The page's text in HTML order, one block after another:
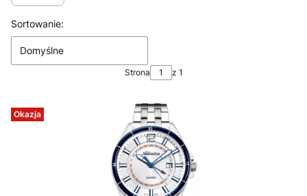
Lista produktów
Sortowanie:
Domyślne
Strona z 1
Okazja